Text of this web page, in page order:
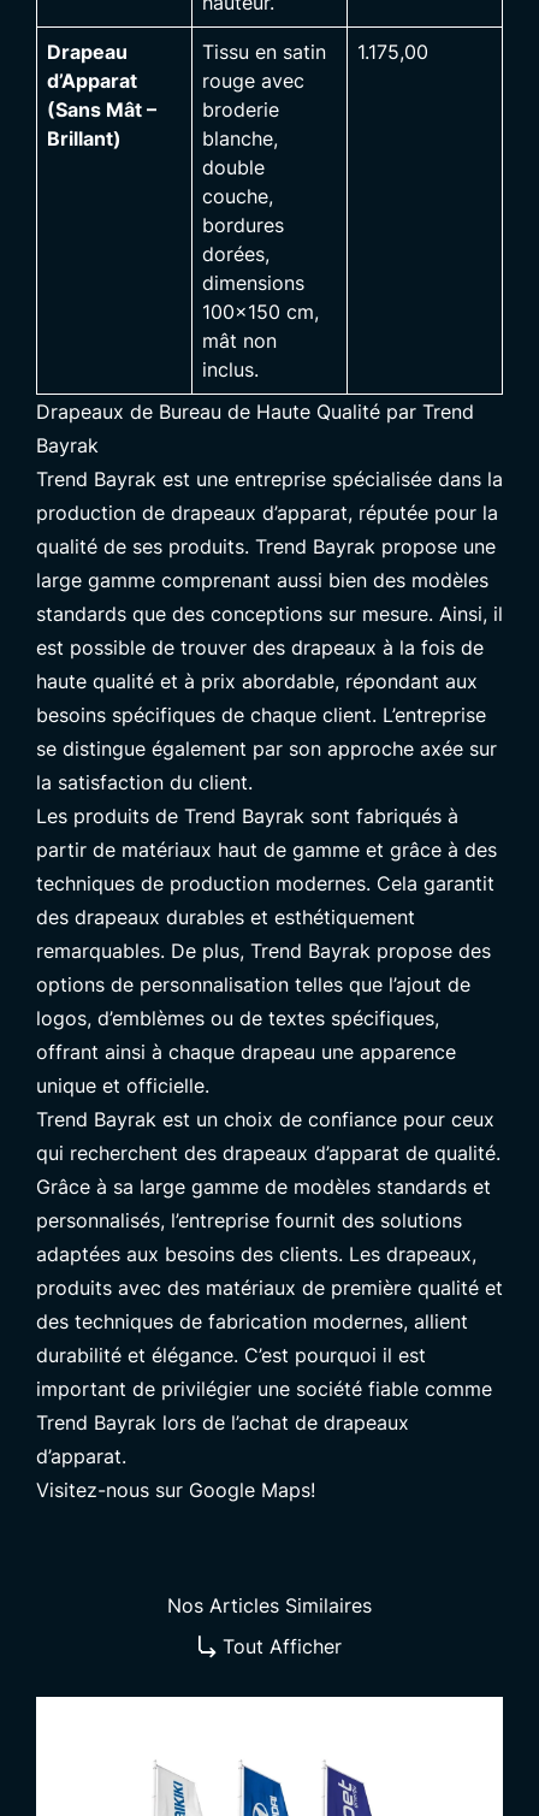
Drapeau
d’Apparat
(Sans Mât –
Brillant)
Tissu en satin
rouge avec
broderie
blanche,
double
couche,
bordures
dorées,
dimensions
100×150 cm,
mât non
inclus.
1.175,00
Drapeaux de Bureau de Haute Qualité par Trend
Bayrak
Trend Bayrak est une entreprise spécialisée dans la
production de drapeaux d’apparat, réputée pour la
qualité de ses produits. Trend Bayrak propose une
large gamme comprenant aussi bien des modèles
standards que des conceptions sur mesure. Ainsi, il
est possible de trouver des drapeaux à la fois de
haute qualité et à prix abordable, répondant aux
besoins spécifiques de chaque client. L’entreprise
se distingue également par son approche axée sur
la satisfaction du client.
Les produits de Trend Bayrak sont fabriqués à
partir de matériaux haut de gamme et grâce à des
techniques de production modernes. Cela garantit
des drapeaux durables et esthétiquement
remarquables. De plus, Trend Bayrak propose des
options de personnalisation telles que l’ajout de
logos, d’emblèmes ou de textes spécifiques,
offrant ainsi à chaque drapeau une apparence
unique et officielle.
Trend Bayrak est un choix de confiance pour ceux
qui recherchent des drapeaux d’apparat de qualité.
Grâce à sa large gamme de modèles standards et
personnalisés, l’entreprise fournit des solutions
adaptées aux besoins des clients. Les drapeaux,
produits avec des matériaux de première qualité et
des techniques de fabrication modernes, allient
durabilité et élégance. C’est pourquoi il est
important de privilégier une société fiable comme
Trend Bayrak lors de l’achat de drapeaux
d’apparat.
Visitez-nous sur Google Maps!
Nos Articles Similaires
Tout Afficher